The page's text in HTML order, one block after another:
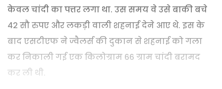
केवल चांदी का पत्तर लगा था. उस समय वे उसे बाकी बचे
42 सौ रुपए और लकड़ी वाली शहनाई देने आए थे. इस के
बाद एसटीएफ ने ज्वैलर्स की दुकान से शहनाई को गला
कर निकाली गई एक किलोग्राम 66 ग्राम चांदी बरामद
कर ली थी.